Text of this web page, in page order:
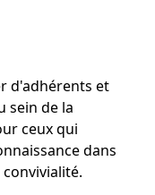
d'adhérents et
sein de la
ceux qui
dans